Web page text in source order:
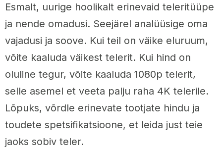
Esmalt, uurige hoolikalt erinevaid teleritüüpe
ja nende omadusi. Seejärel analüüsige oma
vajadusi ja soove. Kui teil on väike eluruum,
võite kaaluda väikest telerit. Kui hind on
oluline tegur, võite kaaluda 1080p telerit,
selle asemel et veeta palju raha 4K telerile.
Lõpuks, võrdle erinevate tootjate hindu ja
toudete spetsifikatsioone, et leida just teie
jaoks sobiv teler.